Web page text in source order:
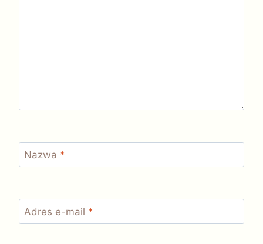
Nazwa *
Adres e-mail *